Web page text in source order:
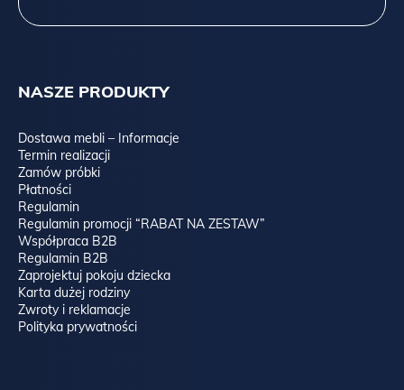
NASZE PRODUKTY
Dostawa mebli – Informacje
Termin realizacji
Zamów próbki
Płatności
Regulamin
Regulamin promocji “RABAT NA ZESTAW”
Współpraca B2B
Regulamin B2B
Zaprojektuj pokoju dziecka
Karta dużej rodziny
Zwroty i reklamacje
Polityka prywatności